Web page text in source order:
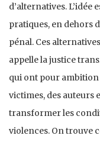
d’alternatives. L’idée
pratiques, en dehors
pénal. Ces
appelle la justice
qui ont pour ambition
victimes, des auteurs
transformer les
violences. On trouve